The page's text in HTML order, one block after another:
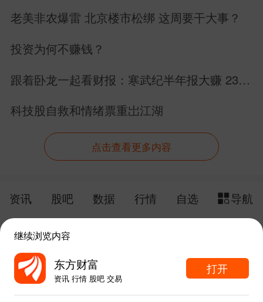
老美非农爆雷 北京楼市松绑 这周要干大事？
投资为何不赚钱？
跟着卧龙一起看财报：寒武纪半年报大赚 23
科技股自救和情绪票重岀江湖
点击查看更多内容
资讯 股吧 数据 行情 自选
导航
给网站提点意见 下载APP
东方财富APP内打开
继续浏览内容
东方财富
资讯 行情 股吧 交易
打开